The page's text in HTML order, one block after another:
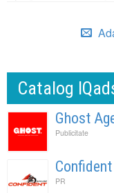
Catalog
Ghost
Publicitate
PR